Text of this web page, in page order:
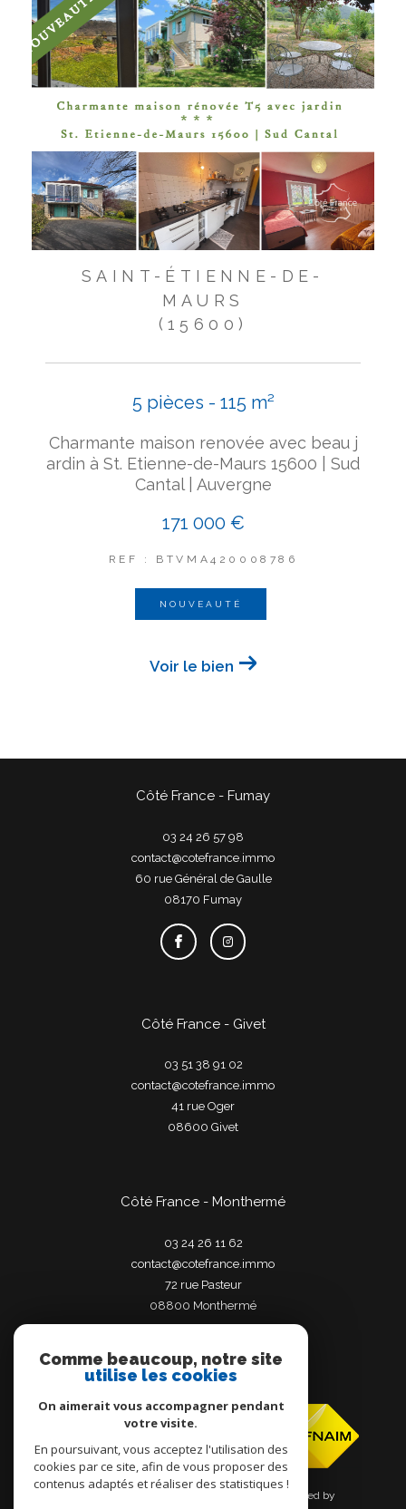
SAINT-ÉTIENNE-DE-
MAURS
(15600)
5 pièces - 115 m²
Charmante maison renovée avec beau j
ardin à St. Etienne-de-Maurs 15600 | Sud
Cantal | Auvergne
171 000 €
REF : BTVMA420008786
NOUVEAUTÉ
Voir le bien
Côté France - Fumay
03 24 26 57 98
contact@cotefrance.immo
60 rue Général de Gaulle
08170
fumay
Côté France - Givet
03 51 38 91 02
contact@cotefrance.immo
41 rue Oger
08600
givet
Côté France - Monthermé
03 24 26 11 62
contact@cotefrance.immo
72 rue Pasteur
08800
monthermé
Adhérents
© 2026 | Tous droits réservés | Traduction powered by
Comme beaucoup, notre site
utilise les cookies
On aimerait vous accompagner pendant
votre visite.
En poursuivant, vous acceptez l'utilisation des
cookies par ce site, afin de vous proposer des
contenus adaptés et réaliser des statistiques !